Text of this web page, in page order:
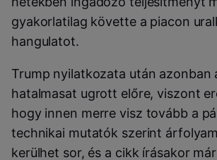
gyakorlatilag követte a piacon
hangulatot.
Trump nyilatkozata után azonban
hatalmasat ugrott előre, viszont
hogy innen merre visz tovább a
technikai mutatók szerint
kerülhet sor, és a cikk írásakor